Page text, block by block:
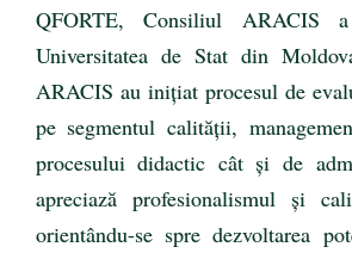
QFORTE, Consiliul ARACIS
Universitatea de Stat din
ARACIS au inițiat procesul de
pe segmentul calității,
procesului didactic cât și de
apreciază profesionalismul și
orientându-se spre dezvoltarea